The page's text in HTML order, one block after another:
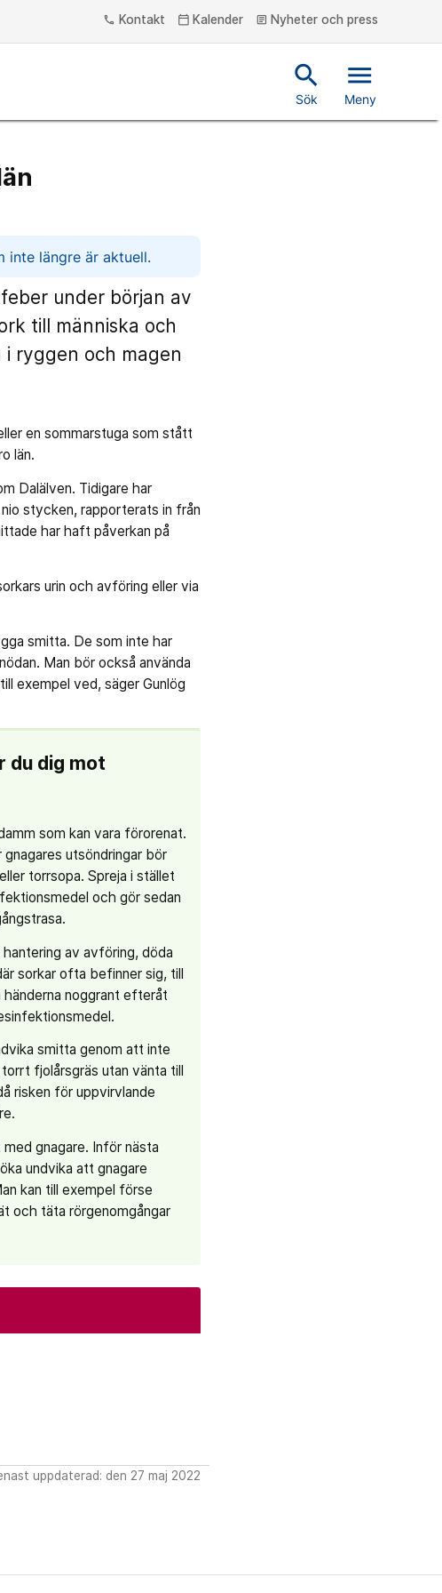
phone Kontakt calendar_today Kalender article Nyheter och press
search
Sök
menu
Meny
inte längre är aktuell.
under början av
till människa och
ryggen och magen
en sommarstuga som stått
län.
Dalälven. Tidigare har
stycken, rapporterats in från
har haft påverkan på
urin och avföring eller via
smitta. De som inte har
Man bör också använda
exempel ved, säger Gunlög
du dig mot
som kan vara förorenat.
utsöndringar bör
torrsopa. Spreja i stället
och gör sedan
av avföring, döda
sorkar ofta befinner sig, till
noggrant efteråt
smitta genom att inte
fjolårsgräs utan vänta till
risken för uppvirvlande
gnagare. Inför nästa
undvika att gnagare
kan till exempel förse
och täta rörgenomgångar
uppdaterad: den 27 maj 2022